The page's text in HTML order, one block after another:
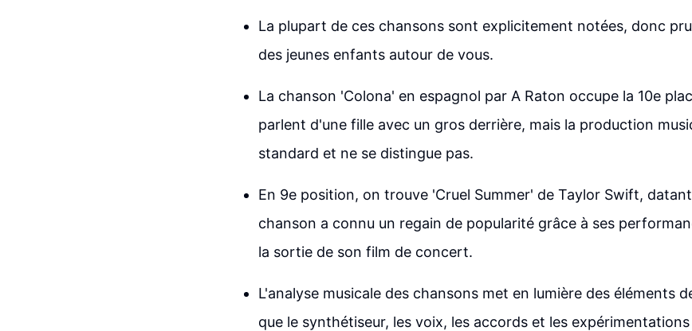
La plupart de ces chansons sont explicitement notées, donc
des jeunes enfants autour de vous.
La chanson 'Colona' en espagnol par A Raton occupe la 10e
parlent d'une fille avec un gros derrière, mais la production
standard et ne se distingue pas.
En 9e position, on trouve 'Cruel Summer' de Taylor Swift,
chanson a connu un regain de popularité grâce à ses
la sortie de son film de concert.
L'analyse musicale des chansons met en lumière des éléments
que le synthétiseur, les voix, les accords et les